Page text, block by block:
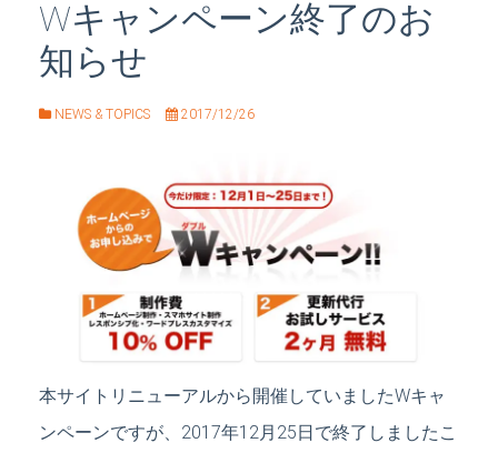
Wキャンペーン終了のお
知らせ
NEWS & TOPICS 2017/12/26
本サイトリニューアルから開催していましたWキャ
ンペーンですが、2017年12月25日で終了しましたこ